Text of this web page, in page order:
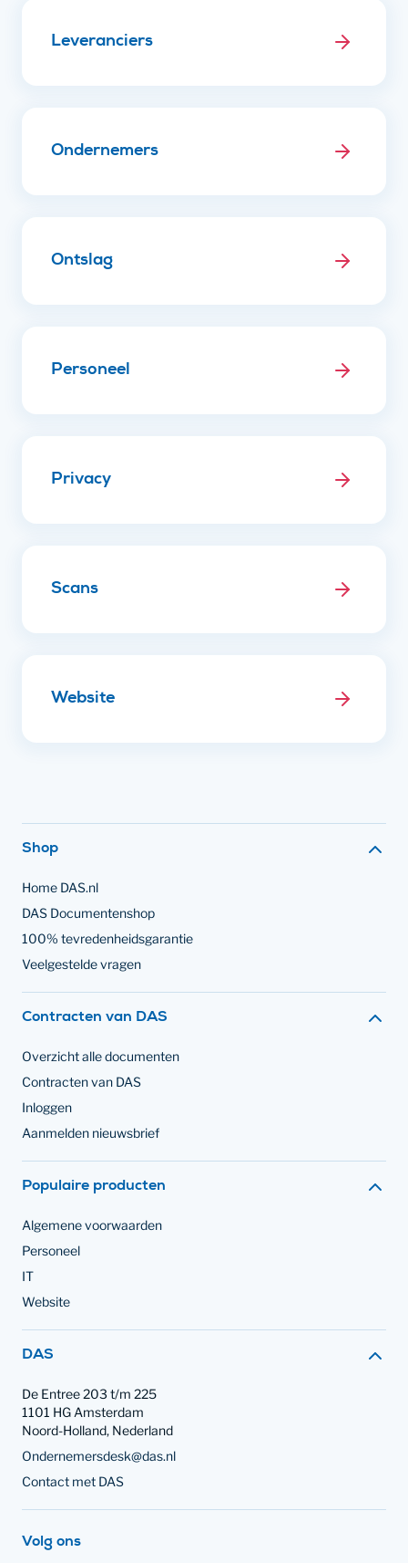
Leveranciers
Ondernemers
Ontslag
Personeel
Privacy
Scans
Website
Shop
Home DAS.nl
DAS Documentenshop
100% tevredenheidsgarantie
Veelgestelde vragen
Contracten van DAS
Overzicht alle documenten
Contracten van DAS
Inloggen
Aanmelden nieuwsbrief
Populaire producten
Algemene voorwaarden
Personeel
IT
Website
Contact met
DAS
De Entree 203 t/m 225
1101 HG Amsterdam
Noord-Holland, Nederland
Ondernemersdesk@das.nl
Contact met DAS
Volg ons
op social media